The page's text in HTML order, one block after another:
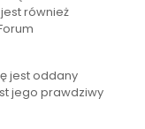
również
jest oddany
jego prawdziwy